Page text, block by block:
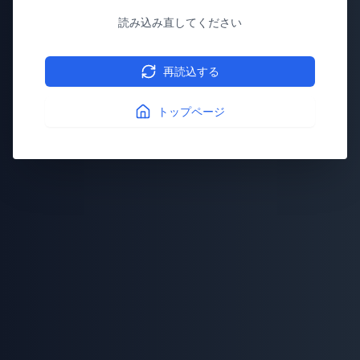
読み込み直してください
再読込する
トップページ